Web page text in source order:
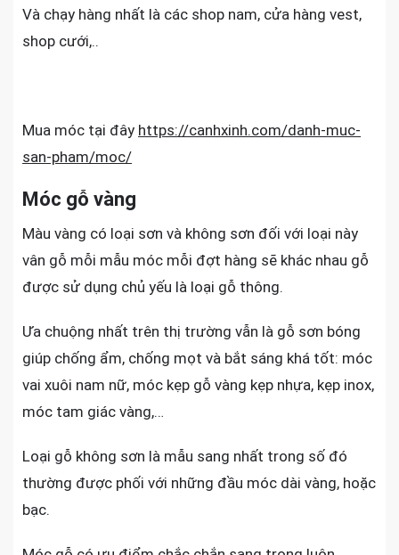
Và chạy hàng nhất là các shop nam, cửa hàng vest,
shop cưới,..
Mua móc tại đây https://canhxinh.com/danh-muc-
san-pham/moc/
Móc gỗ vàng
Màu vàng có loại sơn và không sơn đối với loại này
vân gỗ mỗi mẫu móc mỗi đợt hàng sẽ khác nhau gỗ
được sử dụng chủ yếu là loại gỗ thông.
Ưa chuộng nhất trên thị trường vẫn là gỗ sơn bóng
giúp chống ẩm, chống mọt và bắt sáng khá tốt: móc
vai xuôi nam nữ, móc kẹp gỗ vàng kẹp nhựa, kẹp inox,
móc tam giác vàng,…
Loại gỗ không sơn là mẫu sang nhất trong số đó
thường được phối với những đầu móc dài vàng, hoặc
bạc.